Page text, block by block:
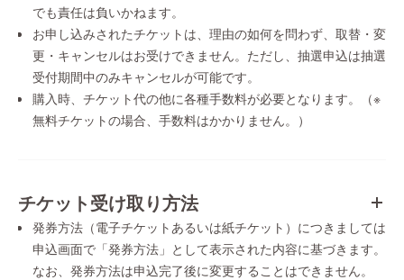
でも責任は負いかねます。
お申し込みされたチケットは、理由の如何を問わず、取替・変
更・キャンセルはお受けできません。ただし、抽選申込は抽選
受付期間中のみキャンセルが可能です。
購入時、チケット代の他に各種手数料が必要となります。（※
無料チケットの場合、手数料はかかりません。）
チケット受け取り方法
発券方法（電子チケットあるいは紙チケット）につきましては
申込画面で「発券方法」として表示された内容に基づきます。
なお、発券方法は申込完了後に変更することはできません。